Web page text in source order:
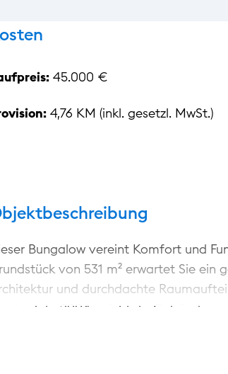
45.000 €
4,76 KM (inkl. gesetzl. MwSt.)
Bungalow vereint Komfort und
von 531 m² erwartet Sie ein
und durchdachte
im Jahr 2004 errichtete Gebäude
Zustand. Ganz besonders ist der